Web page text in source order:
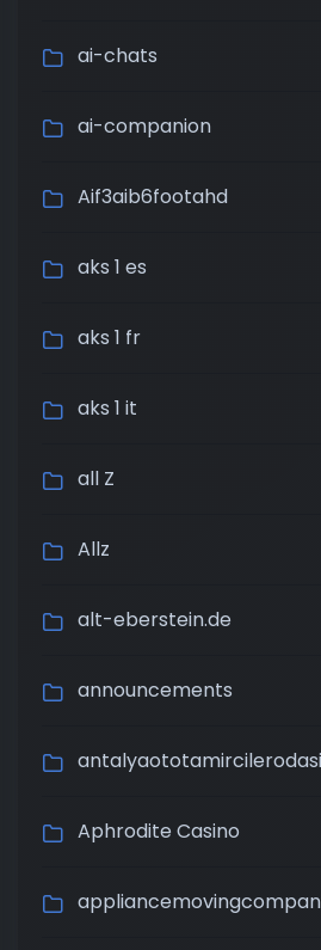
ai-chats
ai-companion
Aif3aib6footahd
aks 1 es
aks 1 fr
aks 1 it
all Z
Allz
alt-eberstein.de
announcements
Aphrodite Casino